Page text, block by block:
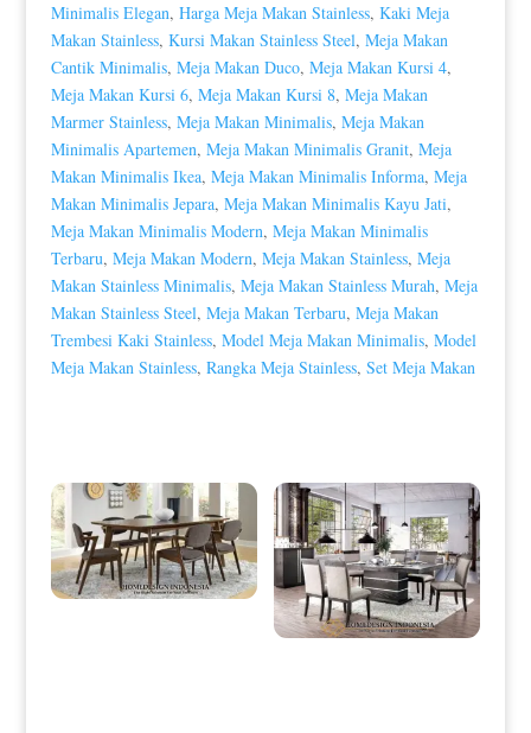
Minimalis Elegan, Harga Meja Makan Stainless, Kaki Meja
Makan Stainless, Kursi Makan Stainless Steel, Meja Makan
Cantik Minimalis, Meja Makan Duco, Meja Makan Kursi 4,
Meja Makan Kursi 6, Meja Makan Kursi 8, Meja Makan
Marmer Stainless, Meja Makan Minimalis, Meja Makan
Minimalis Apartemen, Meja Makan Minimalis Granit, Meja
Makan Minimalis Ikea, Meja Makan Minimalis Informa, Meja
Makan Minimalis Jepara, Meja Makan Minimalis Kayu Jati,
Meja Makan Minimalis Modern, Meja Makan Minimalis
Terbaru, Meja Makan Modern, Meja Makan Stainless, Meja
Makan Stainless Minimalis, Meja Makan Stainless Murah, Meja
Makan Stainless Steel, Meja Makan Terbaru, Meja Makan
Trembesi Kaki Stainless, Model Meja Makan Minimalis, Model
Meja Makan Stainless, Rangka Meja Stainless, Set Meja Makan